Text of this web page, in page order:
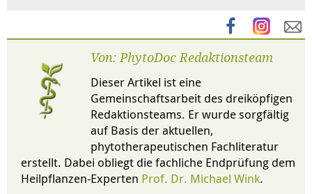
Von: PhytoDoc Redaktionsteam
Dieser Artikel ist eine
Gemeinschaftsarbeit des dreiköpfigen
Redaktionsteams. Er wurde sorgfältig
auf Basis der aktuellen,
phytotherapeutischen Fachliteratur
erstellt. Dabei obliegt die fachliche Endprüfung dem
Heilpflanzen-Experten Prof. Dr. Michael Wink.